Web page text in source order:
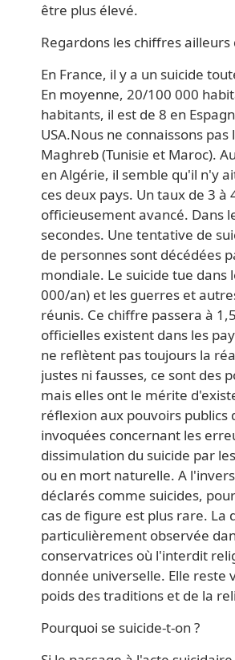
être plus élevé.
Regardons les chiffres
En France, il y a un suicide
En moyenne, 20/100 000
habitants, il est de 8 en
USA.Nous ne connaissons
Maghreb (Tunisie et Maroc).
en Algérie, il semble qu'il n'y
ces deux pays. Un taux de 3
officieusement avancé. Dans
secondes. Une tentative de
de personnes sont décédées
mondiale. Le suicide tue dans
000/an) et les guerres et
réunis. Ce chiffre passera à
officielles existent dans les
ne reflètent pas toujours la
justes ni fausses, ce sont des
mais elles ont le mérite
réflexion aux pouvoirs publics
invoquées concernant les
dissimulation du suicide par
ou en mort naturelle. A
déclarés comme suicides,
cas de figure est plus rare. La
particulièrement observée
conservatrices où l'interdit
donnée universelle. Elle reste
poids des traditions et de la
Pourquoi se suicide-t-on ?